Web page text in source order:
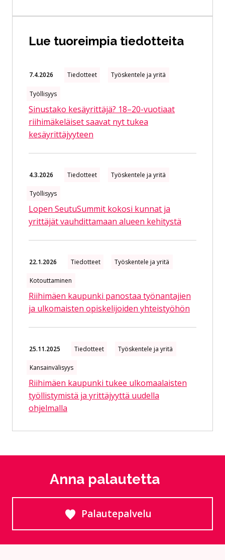
Lue tuoreimpia tiedotteita
7.4.2026 Tiedotteet Työskentele ja yritä
Työllisyys
Sinustako kesäyrittäjä? 18–20-vuotiaat
riihimäkeläiset saavat nyt tukea
kesäyrittäjyyteen
4.3.2026 Tiedotteet Työskentele ja yritä
Työllisyys
Lopen SeutuSummit kokosi kunnat ja
yrittäjät vauhdittamaan alueen kehitystä
22.1.2026 Tiedotteet Työskentele ja yritä
Kotouttaminen
Riihimäen kaupunki panostaa työnantajien
ja ulkomaisten opiskelijoiden yhteistyöhön
25.11.2025 Tiedotteet Työskentele ja yritä
Kansainvälisyys
Riihimäen kaupunki tukee ulkomaalaisten
työllistymistä ja yrittäjyyttä uudella
ohjelmalla
Anna palautetta
Palautepalvelu
Siirtyy ulkoiselle